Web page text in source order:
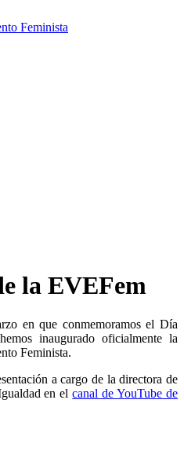
Feminista
la EVEFem
en que conmemoramos el Día
inaugurado oficialmente la
Feminista.
a cargo de la directora de
en elcanal de YouTube de